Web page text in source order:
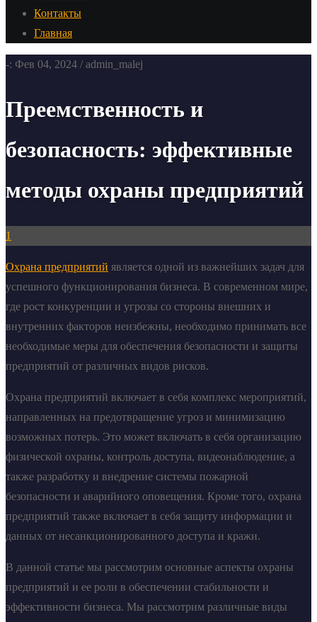
Контакты
Главная
-: Фев 04, 2024 / admin_malej
Преемственность и
безопасность: эффективные
методы охраны предприятий
1
Охрана предприятий является одной из важнейших задач для
успешного функционирования бизнеса. В современном мире,
где рост конкуренции и угрозы со стороны внешних и
внутренних факторов неизбежны, необходимо принимать все
необходимые меры для обеспечения безопасности и защиты
предприятий от различных видов рисков.
Охрана предприятий включает в себя комплекс мероприятий,
направленных на предотвращение угроз и минимизацию
возможных потерь. Это может включать в себя организацию
физической охраны, контроль доступа, видеонаблюдение, а
также разработку и внедрение системы пожарной
безопасности и аварийного оповещения. Кроме того, охрана
предприятий также включает в себя защиту информации и
данных от несанкционированного доступа и кражи.
В данной статье мы рассмотрим основные аспекты охраны
предприятий и ее роли в обеспечении стабильности и
эффективности бизнеса. Мы рассмотрим различные виды